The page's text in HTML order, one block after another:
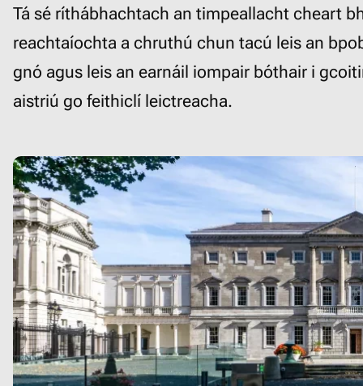
Tá sé ríthábhachtach an timpeallacht cheart
reachtaíochta a chruthú chun tacú leis an
gnó agus leis an earnáil iompair bóthair i
aistriú go feithiclí leictreacha.